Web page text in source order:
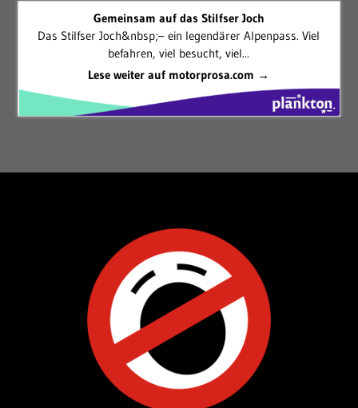
Gemeinsam auf das Stilfser Joch
Das Stilfser Joch&nbsp;– ein legendärer Alpenpass. Viel
befahren, viel besucht, viel...
Lese weiter auf motorprosa.com →